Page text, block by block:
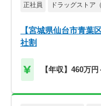
正社員 ドラッグストア
【宮城県仙台市青
社割
【年収】460万